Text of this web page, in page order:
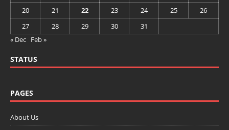
20
21 22 23 24 25
26
27
28 29 30
31
« Dec Feb »
STATUS
PAGES
About Us